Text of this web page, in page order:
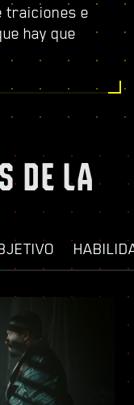
traiciones e
hay que
DE LA